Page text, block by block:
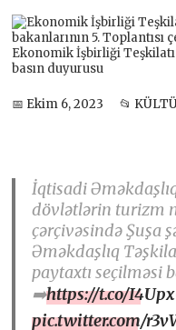
📅 Ekim 6, 2023 📂
İqtisadi
dövlətlərin turizm
çərçivəsində Şuşa
Əməkdaşlıq
paytaxtı seçilməsi
➡️https://t.co/
pic.twitter.com/